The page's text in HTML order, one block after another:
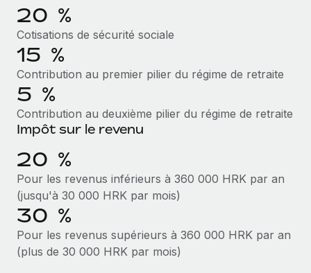
Création d’entité
Établissez des entités rapidement et en toute
conformité
Mobilité et déménagement international
Organisez facilement le déménagement de vos
employés
Avantages sociaux
Gérez facilement les avantages sociaux
Intégration Remote x BambooHR : du local à
l’international, le recrutement sans changer de
plateforme
Impact Les clients BambooHR peuvent désormais
embaucher et gérer les employés internationaux...
En savoir plus
Explorer le blog
BLOG
Mises à jour des produits de Remote :
Intégrations Gusto et Xero et Gestion des
freelances Plus
toute taille à embaucher, gérer et payer...
En savoir plus
Comment Phiture gère ses 55 employés
répartis dans 19 pays grâce à Remote
20 %
Cotisations de sécurité sociale
15 %
Contribution au premier pilier du régime de retraite
5 %
Contribution au deuxième pilier du régime de retraite
Impôt sur le revenu
20 %
Pour les revenus inférieurs à 360 000 HRK par an
(jusqu'à 30 000 HRK par mois)
30 %
Pour les revenus supérieurs à 360 000 HRK par an
(plus de 30 000 HRK par mois)